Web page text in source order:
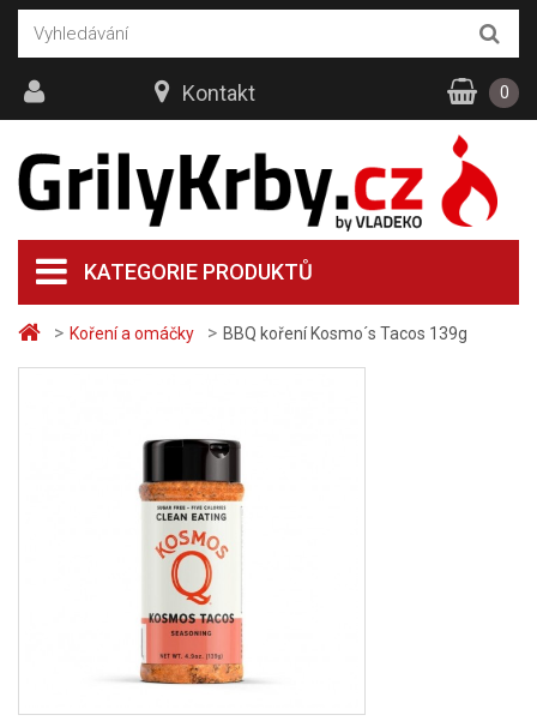
> Koření a omáčky > BBQ koření Kosmo´s Tacos 139g
KATEGORIE PRODUKTŮ
Kontakt 0